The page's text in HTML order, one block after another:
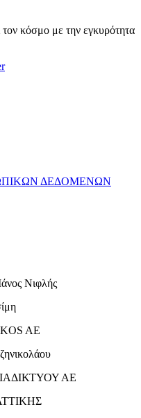
κόσμο με την εγκυρότητα
ΔΕΔΟΜΕΝΩΝ
Νιφλής
AE
ΑΕ